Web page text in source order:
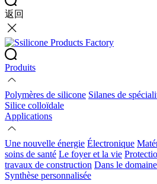
返回
Produits
Polymères de silicone Silanes de
Silice colloïdale
Applications
Une nouvelle énergie Électronique
soins de santé Le foyer et la vie
travaux de construction Dans le
Synthèse personnalisée